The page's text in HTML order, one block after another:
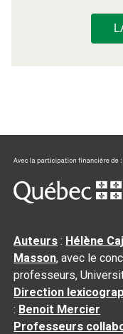
Auteurs : Hélène
Masson, avec le
professeurs,
Direction
: Benoit Mercier
Professeurs